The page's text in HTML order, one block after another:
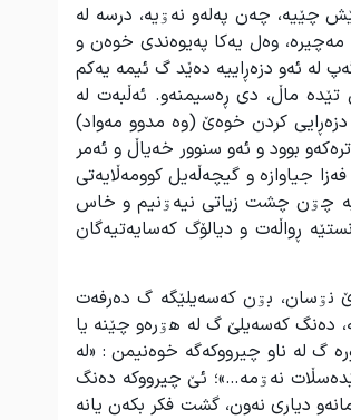
چێیە، چەن پەلەو نەۊیە، درسە لە
مەچیرە، وەل یەکا پەیوەندی خوەن و
لە ئەو دزەڕاییە دەێد گ ئیمە یەکم
ماڵ، دی ڕەسیمنەو. ئەڵبەت لە
کردن خوەێ (وە مدوو مەواد)
بوود و ئەو سنوور خەیاڵ و ئەمر
جیاوازە و گیچەڵەیل کوومەڵایەتی
چۊن چشت زیاتی نیەۊنیم و خاس
ڕواڵەت و دیالۆگ کەسایەتیەگان
نۊسان، بۊن کەسەیلێگە گ دەرفەت
دەنگ کەسەیلێ گ لە هۊرەو چێنە یا
گ لە ناو چیرووکەگە خوەنیمن : «له
نەۊمه…»؛ ئێ چیرووکە دەنگ
دیاری نەون، گشت فکر بکەن یانە